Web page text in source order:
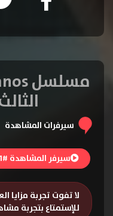
سيرفرات المشاهدة
سيرفر المشاهدة #01
لا تفوت تجربة مزايا
للإستمتاع بتجربة